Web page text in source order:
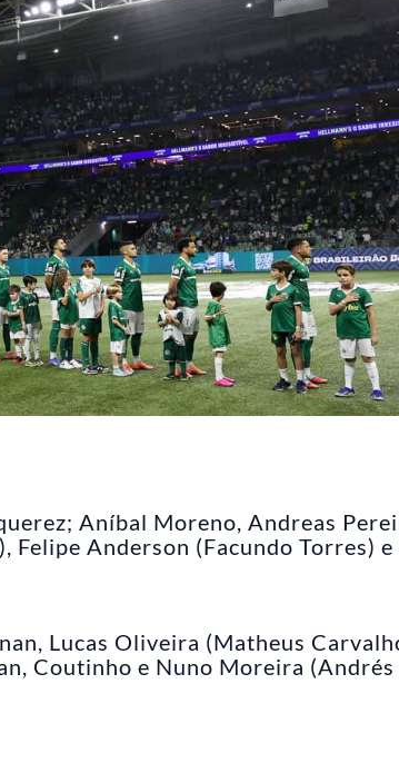
Aníbal Moreno, Andreas
Felipe Anderson (Facundo Torres) e
Lucas Oliveira (Matheus
Coutinho e Nuno Moreira (Andrés